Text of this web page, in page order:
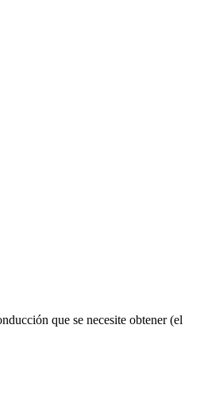
que se necesite obtener (el